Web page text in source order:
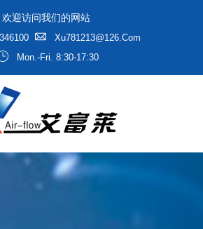
欢迎访问我们的网站
Xu781213@126.com
Mon.-Fri. 8:30-17:30